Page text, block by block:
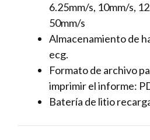
6.25mm/s, 10mm/s,
50mm/s
Almacenamiento de
ecg.
Formato de archivo
imprimir el informe:
Batería de litio